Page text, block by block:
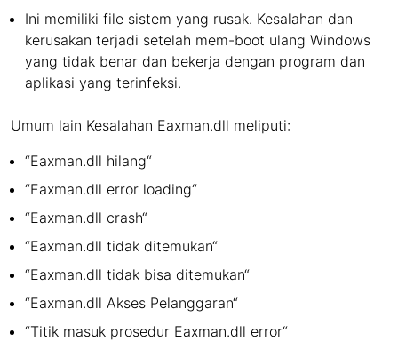
Ini memiliki file sistem yang rusak. Kesalahan dan
kerusakan terjadi setelah mem-boot ulang Windows
yang tidak benar dan bekerja dengan program dan
aplikasi yang terinfeksi.
Umum lain Kesalahan Eaxman.dll meliputi:
“Eaxman.dll hilang“
“Eaxman.dll error loading“
“Eaxman.dll crash“
“Eaxman.dll tidak ditemukan“
“Eaxman.dll tidak bisa ditemukan“
“Eaxman.dll Akses Pelanggaran“
“Titik masuk prosedur Eaxman.dll error“